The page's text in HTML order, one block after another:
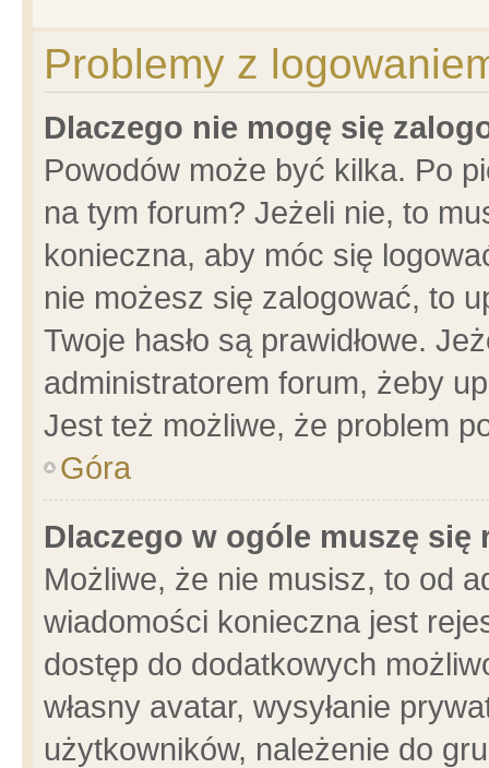
Problemy z
Dlaczego nie mogę się
Powodów może być kilka. Po
na tym forum? Jeżeli nie, to
konieczna, aby móc się
nie możesz się zalogować, to
Twoje hasło są prawidłowe.
administratorem forum, żeby
Jest też możliwe, że problem
Góra
Dlaczego w ogóle muszę się
Możliwe, że nie musisz, to od
wiadomości konieczna jest
dostęp do dodatkowych
własny avatar, wysyłanie
użytkowników, należenie do